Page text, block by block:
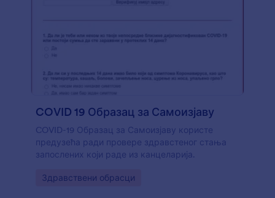
COVID 19 Образац за Самоизјаву
COVID-19 Образац за Самоизјаву користе
предузећа ради провере здравстеног стања
запослених који раде из канцеларија.
Go to Category:
Здравствени обрасци